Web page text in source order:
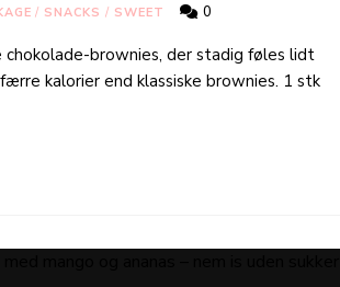
/ SNACKS / SWEET 0
chokolade-brownies, der stadig føles lidt
kalorier end klassiske brownies. 1 stk